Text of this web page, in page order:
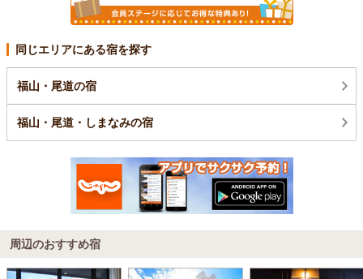
同じエリアにある宿を探す
福山・尾道の宿
福山・尾道・しまなみの宿
周辺のおすすめ宿